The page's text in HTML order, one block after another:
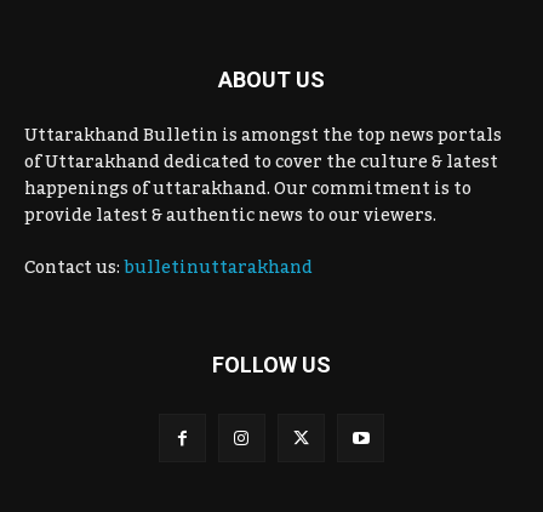
ABOUT US
Uttarakhand Bulletin is amongst the top news portals
of Uttarakhand dedicated to cover the culture & latest
happenings of uttarakhand. Our commitment is to
provide latest & authentic news to our viewers.
Contact us:bulletinuttarakhand
FOLLOW US